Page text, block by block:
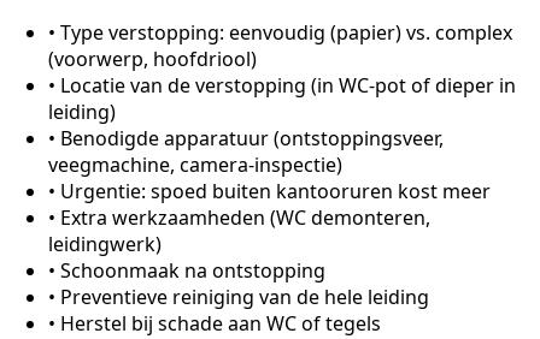
• Type verstopping: eenvoudig (papier) vs. complex
(voorwerp, hoofdriool)
• Locatie van de verstopping (in WC-pot of dieper in
leiding)
• Benodigde apparatuur (ontstoppingsveer,
veegmachine, camera-inspectie)
• Urgentie: spoed buiten kantooruren kost meer
• Extra werkzaamheden (WC demonteren,
leidingwerk)
• Schoonmaak na ontstopping
• Preventieve reiniging van de hele leiding
• Herstel bij schade aan WC of tegels